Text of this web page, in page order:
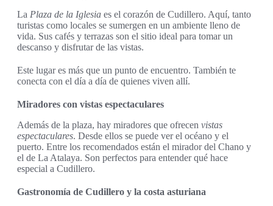
La Plaza de la Iglesia es el corazón de Cudillero. Aquí, tanto
turistas como locales se sumergen en un ambiente lleno de
vida. Sus cafés y terrazas son el sitio ideal para tomar un
descanso y disfrutar de las vistas.
Este lugar es más que un punto de encuentro. También te
conecta con el día a día de quienes viven allí.
Miradores con vistas espectaculares
Además de la plaza, hay miradores que ofrecen vistas
espectaculares. Desde ellos se puede ver el océano y el
puerto. Entre los recomendados están el mirador del Chano y
el de La Atalaya. Son perfectos para entender qué hace
especial a Cudillero.
Gastronomía de Cudillero y la costa asturiana